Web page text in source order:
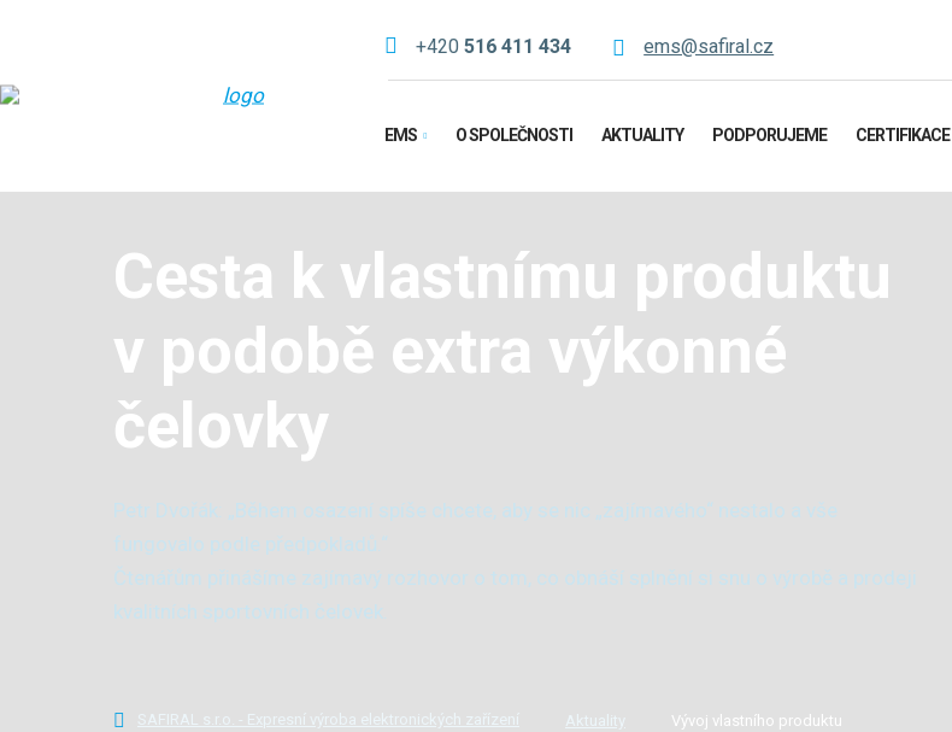
+420516 411 434 ems@safiral.cz
EMS O SPOLEČNOSTI AKTUALITY PODPORUJEME CERTIFIKACE
Cesta k vlastnímu produktu
v podobě extra výkonné
čelovky
SAFIRAL s.r.o. - Expresní výroba elektronických zařízení Aktuality Vývoj vlastního produktu